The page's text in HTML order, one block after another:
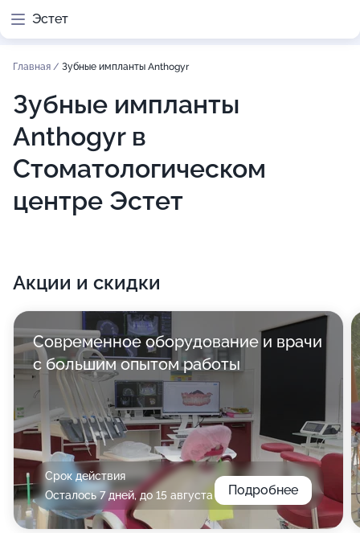
Эстет
Главная / Зубные импланты Anthogyr
Зубные импланты
Anthogyr в
Стоматологическом
центре Эстет
Акции и скидки
Современное оборудование и врачи
с большим опытом работы
Срок действия
Осталось 7 дней, до 15 августа
Подробнее